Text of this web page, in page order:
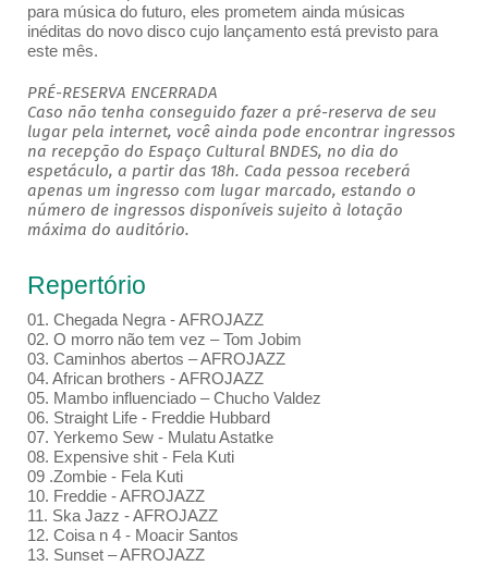
para música do futuro, eles prometem ainda músicas
inéditas do novo disco cujo lançamento está previsto para
este mês.
PRÉ-RESERVA ENCERRADA
Caso não tenha conseguido fazer a pré-reserva de seu
lugar pela internet, você ainda pode encontrar ingressos
na recepção do Espaço Cultural BNDES, no dia do
espetáculo, a partir das 18h. Cada pessoa receberá
apenas um ingresso com lugar marcado, estando o
número de ingressos disponíveis sujeito à lotação
máxima do auditório.
Repertório
01. Chegada Negra - AFROJAZZ
02. O morro não tem vez – Tom Jobim
03. Caminhos abertos – AFROJAZZ
04. African brothers - AFROJAZZ
05. Mambo influenciado – Chucho Valdez
06. Straight Life - Freddie Hubbard
07. Yerkemo Sew - Mulatu Astatke
08. Expensive shit - Fela Kuti
09 .Zombie - Fela Kuti
10. Freddie - AFROJAZZ
11. Ska Jazz - AFROJAZZ
12. Coisa n 4 - Moacir Santos
13. Sunset – AFROJAZZ